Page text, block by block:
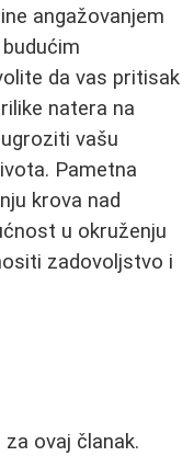
angažovanjem
da vas pritisak
natera na
vašu
Pametna
krova nad
u okruženju
zadovoljstvo i
ovaj članak.